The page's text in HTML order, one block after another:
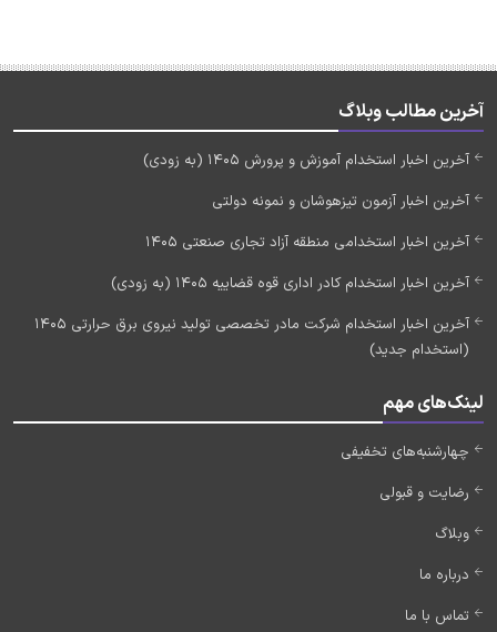
آخرین مطالب وبلاگ
آخرین اخبار استخدام آموزش و پرورش 1405 (به زودی)
آخرین اخبار آزمون تیزهوشان و نمونه دولتی
آخرین اخبار استخدامی منطقه آزاد تجاری صنعتی 1405
آخرین اخبار استخدام کادر اداری قوه قضاییه 1405 (به زودی)
آخرین اخبار استخدام شرکت مادر تخصصی تولید نیروی برق حرارتی 1405
(استخدام جدید)
لینک‌های مهم
چهارشنبه‌های تخفیفی
رضایت و قبولی
وبلاگ
درباره ما
تماس با ما